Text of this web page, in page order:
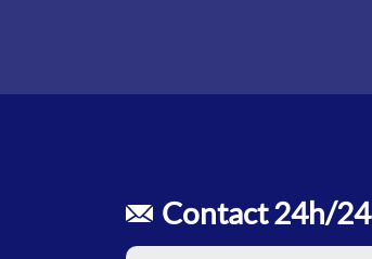
Contact 24h/24